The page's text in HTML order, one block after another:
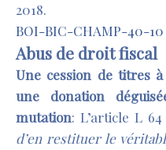
2018.
BOI-BIC-CHAMP-40-10
Abus de droit fiscal
Une cession de titres
une donation
mutation: L’article L
d’en restituer le